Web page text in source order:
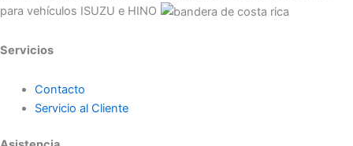
para vehículos ISUZU e HINO
Servicios
Contacto
Servicio al Cliente